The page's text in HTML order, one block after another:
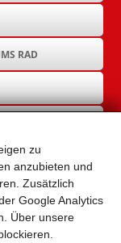
zu
anzubieten und
Zusätzlich
Google Analytics
Über unsere
RAD